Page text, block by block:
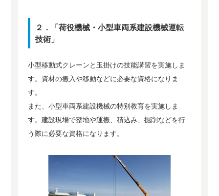
２．「荷役機械・小型車両系建設機械運転
技術」
小型移動式クレーンと玉掛けの技能講習を実施しま
す。資材の搬入や移動などに必要な資格になりま
す。
また、小型車両系建設機械の特別教育を実施しま
す。建設現場で整地や運搬、積込み、掘削などを行
う際に必要な資格になります。